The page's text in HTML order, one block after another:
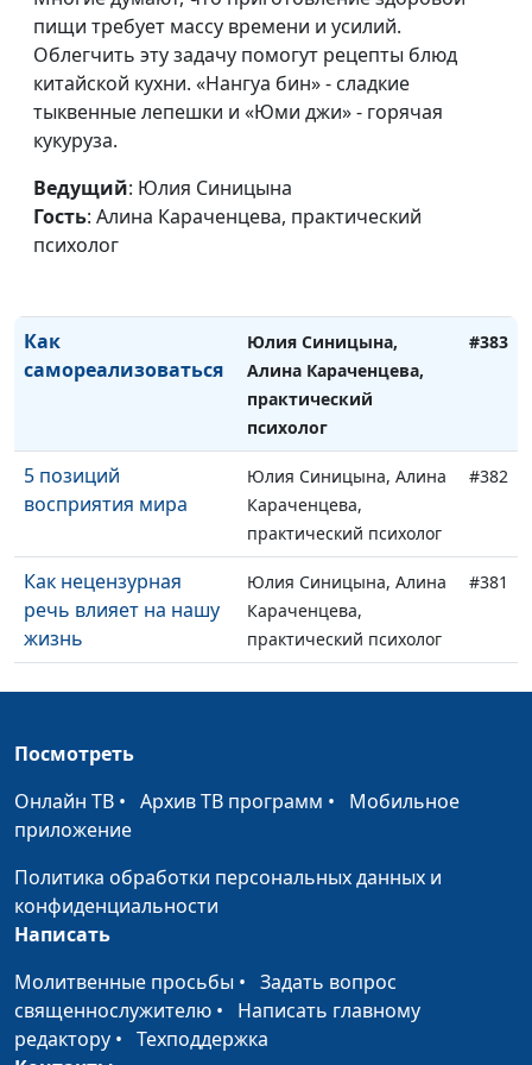
пищи требует массу времени и усилий.
Облегчить эту задачу помогут рецепты блюд
китайской кухни. «Нангуа бин» - сладкие
тыквенные лепешки и «Юми джи» - горячая
кукуруза.
Ведущий: Юлия Синицына
Гость: Алина Караченцева, практический
психолог
Любовь или
зависимость — как
понять, что у меня
Юлия Синицына, Алина
Караченцева,
практический психолог
отличается от
гордыни
Юлия Синицына, Алина
практический психолог
Что значит созидать
Юлия Синицына, Алина
Как
самореализоваться
Юлия Синицына,
Алина Караченцева,
практический
психолог
#383
5 позиций
восприятия мира
Юлия Синицына, Алина
Караченцева,
практический психолог
#382
Как нецензурная
речь влияет на нашу
жизнь
Юлия Синицына, Алина
Караченцева,
практический психолог
#381
Как пережить
Юлия Синицына, Алина
#380
Как общаться с
пожилыми
родителями
Юлия Синицына, Алина
Чувство вины:
виновата ли я?
Доверие Богу или
инфантилизм?
Юлия Синицына, Алина
Караченцева,
Посмотреть
Онлайн ТВ • Архив ТВ программ • Мобильное
приложение
Политика обработки персональных данных и
конфиденциальности
Написать
Молитвенные просьбы • Задать вопрос
священнослужителю • Написать главному
редактору • Техподдержка